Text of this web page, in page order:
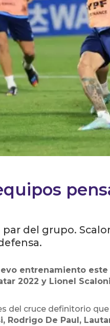
par del grupo.
entrenamiento
2022 y Lionel
del cruce definitorio
Rodrigo De Paul,